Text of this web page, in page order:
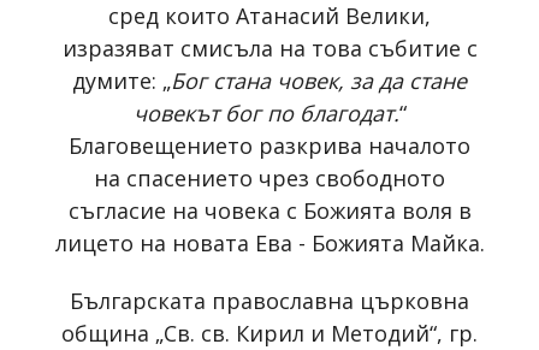
сред които Атанасий Велики,
изразяват смисъла на това събитие с
думите: „Бог стана човек, за да стане
човекът бог по благодат.“
Благовещението разкрива началото
на спасението чрез свободното
съгласие на човека с Божията воля в
лицето на новата Ева - Божията Майка.
Българската православна църковна
община „Св. св. Кирил и Методий“, гр.